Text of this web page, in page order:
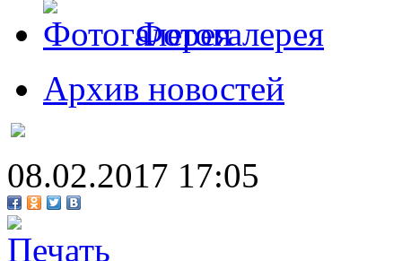
Фотогалерея
Архив новостей
08.02.2017 17:05